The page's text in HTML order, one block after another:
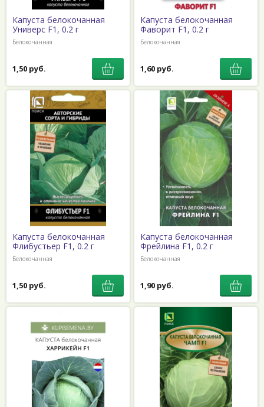
Капуста белокочанная
Универс F1, 0.2 г
Белокочанная
1,50 руб.
Капуста белокочанная
Фаворит F1, 0.2 г
Белокочанная
1,60 руб.
Капуста белокочанная
Флибустьер F1, 0.2 г
Белокочанная
1,50 руб.
Капуста белокочанная
Фрейлина F1, 0.2 г
Белокочанная
1,90 руб.